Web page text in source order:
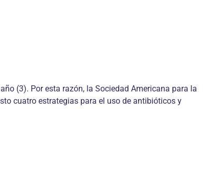
(3). Por esta razón, la Sociedad Americana para la
cuatro estrategias para el uso de antibióticos y